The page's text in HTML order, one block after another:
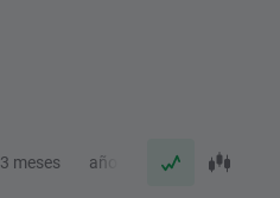
3 meses año